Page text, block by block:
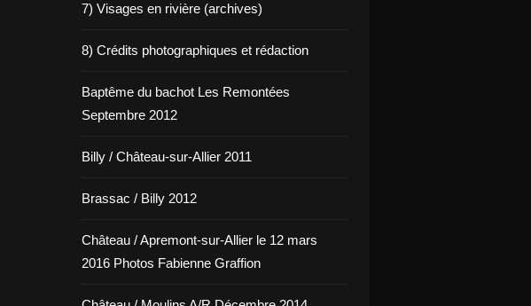
7) Visages en rivière (archives)
8) Crédits photographiques et rédaction
Baptême du bachot Les Remontées
Septembre 2012
Billy / Château-sur-Allier 2011
Brassac / Billy 2012
Château / Apremont-sur-Allier le 12 mars
2016 Photos Fabienne Graffion